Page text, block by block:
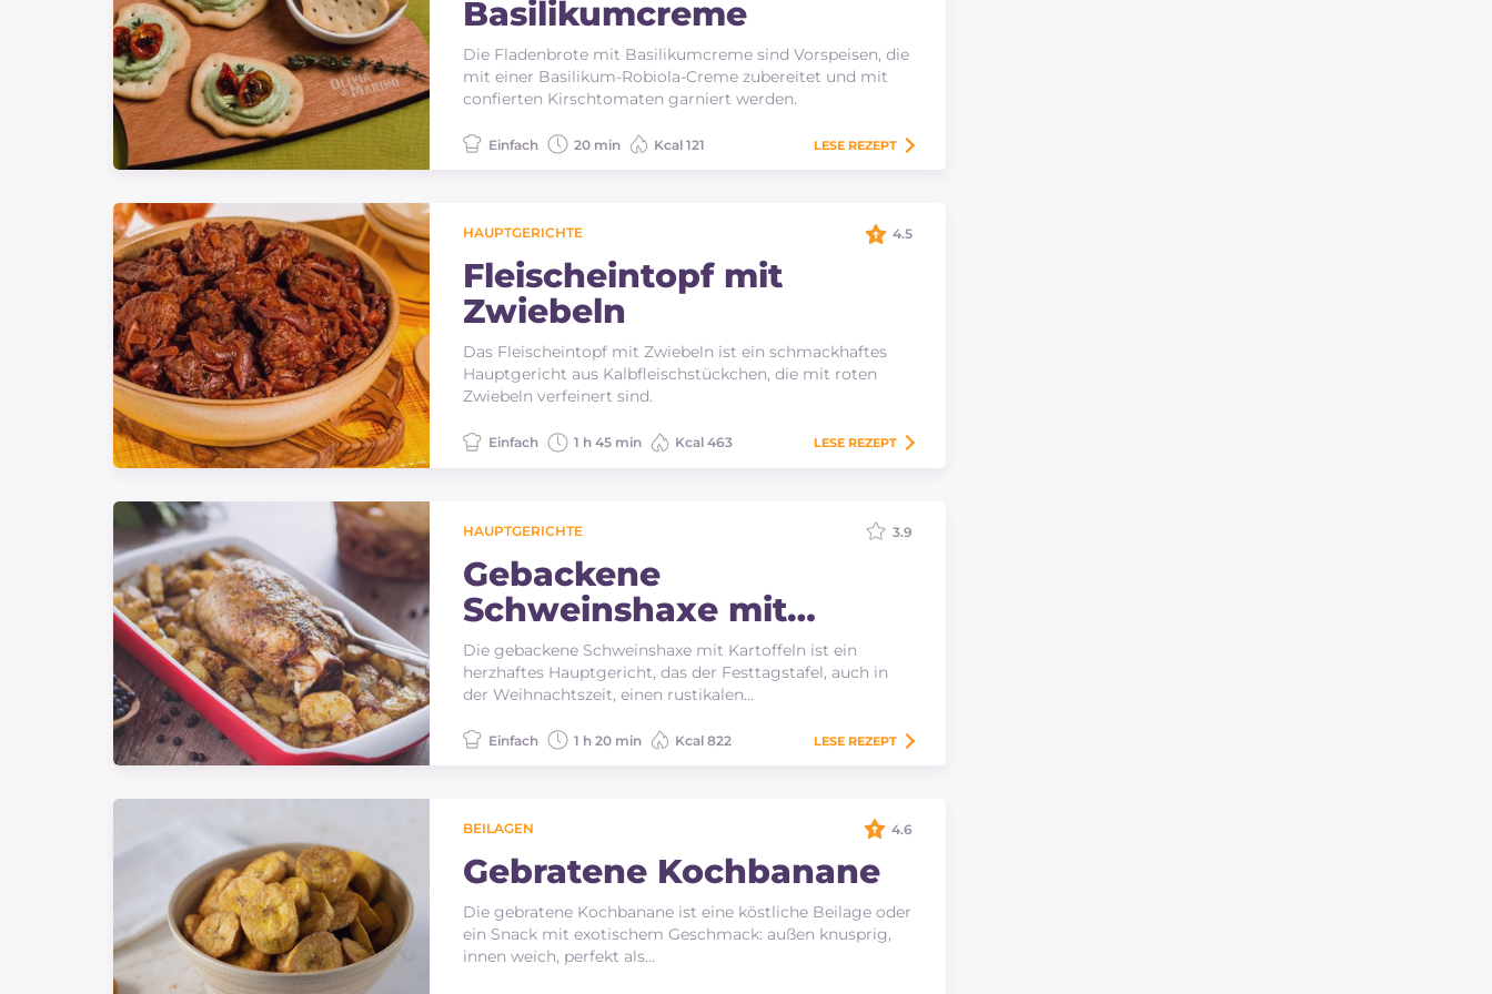
Basilikumcreme
Die Fladenbrote mit Basilikumcreme sind Vorspeisen, die
mit einer Basilikum-Robiola-Creme zubereitet und mit
confierten Kirschtomaten garniert werden.
Einfach 20 min Kcal 121 LESE REZEPT
HAUPTGERICHTE
Fleischeintopf mit
Zwiebeln
Das Fleischeintopf mit Zwiebeln ist ein schmackhaftes
Hauptgericht aus Kalbfleischstückchen, die mit roten
Zwiebeln verfeinert sind.
4.5
Einfach 1 h 45 min Kcal 463 LESE REZEPT
HAUPTGERICHTE
Gebackene
Schweinshaxe mit
Kartoffeln
Die gebackene Schweinshaxe mit Kartoffeln ist ein
herzhaftes Hauptgericht, das der Festtagstafel, auch in
der Weihnachtszeit, einen rustikalen…
3.9
Einfach 1 h 20 min Kcal 822 LESE REZEPT
BEILAGEN
Gebratene Kochbanane
Die gebratene Kochbanane ist eine köstliche Beilage oder
ein Snack mit exotischem Geschmack: außen knusprig,
innen weich, perfekt als…
4.6